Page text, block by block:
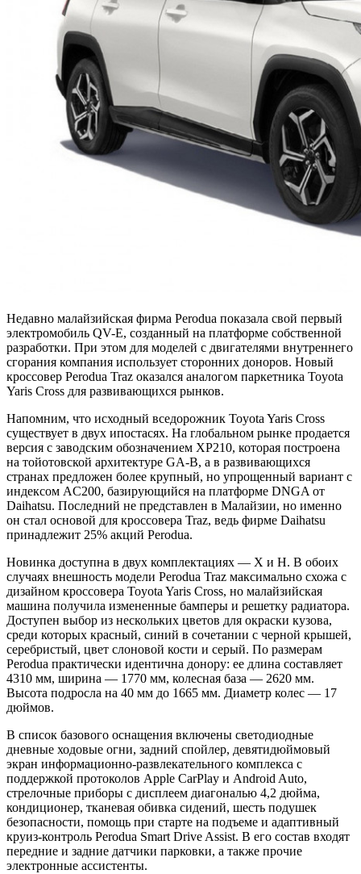
Недавно малайзийская фирма Perodua показала свой первый
электромобиль QV-E, созданный на платформе собственной
разработки. При этом для моделей с двигателями внутреннего
сгорания компания использует сторонних доноров. Новый
кроссовер Perodua Traz оказался аналогом паркетника Toyota
Yaris Cross для развивающихся рынков.
Напомним, что исходный вседорожник Toyota Yaris Cross
существует в двух ипостасях. На глобальном рынке продается
версия с заводским обозначением XP210, которая построена
на тойотовской архитектуре GA-B, а в развивающихся
странах предложен более крупный, но упрощенный вариант с
индексом AC200, базирующийся на платформе DNGA от
Daihatsu. Последний не представлен в Малайзии, но именно
он стал основой для кроссовера Traz, ведь фирме Daihatsu
принадлежит 25% акций Perodua.
Новинка доступна в двух комплектациях — X и H. В обоих
случаях внешность модели Perodua Traz максимально схожа с
дизайном кроссовера Toyota Yaris Cross, но малайзийская
машина получила измененные бамперы и решетку радиатора.
Доступен выбор из нескольких цветов для окраски кузова,
среди которых красный, синий в сочетании с черной крышей,
серебристый, цвет слоновой кости и серый. По размерам
Perodua практически идентична донору: ее длина составляет
4310 мм, ширина — 1770 мм, колесная база — 2620 мм.
Высота подросла на 40 мм до 1665 мм. Диаметр колес — 17
дюймов.
В список базового оснащения включены светодиодные
дневные ходовые огни, задний спойлер, девятидюймовый
экран информационно-развлекательного комплекса с
поддержкой протоколов Apple CarPlay и Android Auto,
стрелочные приборы с дисплеем диагональю 4,2 дюйма,
кондиционер, тканевая обивка сидений, шесть подушек
безопасности, помощь при старте на подъеме и адаптивный
круиз-контроль Perodua Smart Drive Assist. В его состав входят
передние и задние датчики парковки, а также прочие
электронные ассистенты.